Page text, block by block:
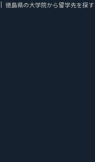
徳島県の大学院から留学先を探す